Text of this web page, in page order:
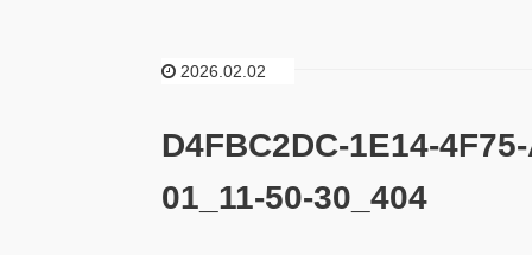
2026.02.02
D4FBC2DC-1E14-
01_11-50-30_404